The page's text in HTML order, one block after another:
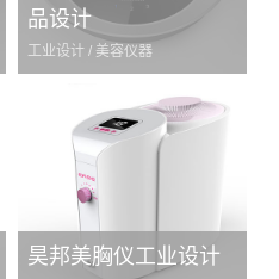
品设计
工业设计 / 美容仪器
昊邦美胸仪工业设计